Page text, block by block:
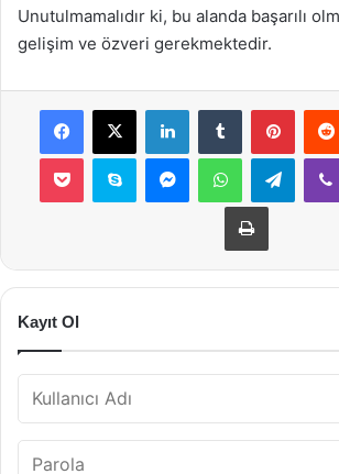
Unutulmamalıdır ki, bu alanda başarılı
gelişim ve özveri gerekmektedir.
Facebook
X LinkedInTumblr
Pocket Skype MessengerWhatsApp
Yazdır
Kayıt Ol